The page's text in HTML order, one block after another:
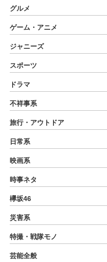
グルメ
ゲーム・アニメ
ジャニーズ
スポーツ
ドラマ
不祥事系
旅行・アウトドア
日常系
映画系
時事ネタ
欅坂46
災害系
特撮・戦隊モノ
芸能全般